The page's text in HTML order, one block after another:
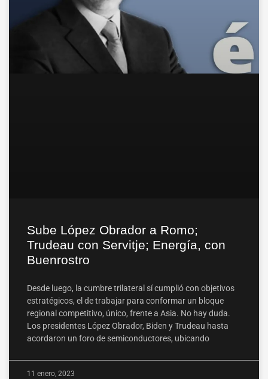
Sube López Obrador a Romo;
Trudeau con Servitje; Energía, con
Buenrostro
Desde luego, la cumbre trilateral sí cumplió con objetivos
estratégicos, el de trabajar para conformar un bloque
regional competitivo, único, frente a Asia. No hay duda.
Los presidentes López Obrador, Biden y Trudeau hasta
acordaron un foro de semiconductores, ubicando
11 enero, 2023